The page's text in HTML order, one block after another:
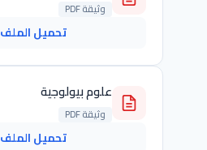
وثيقة PDF
تحميل الملف
علوم بيولوجية
وثيقة PDF
تحميل الملف